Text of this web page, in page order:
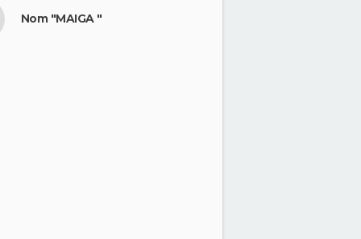
Nom "MAIGA "